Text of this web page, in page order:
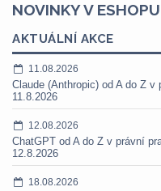
NOVINKY V ESHOPU
AKTUÁLNÍ AKCE
11.08.2026
Claude (Anthropic) od A do Z
11.8.2026
12.08.2026
ChatGPT od A do Z v právní
12.8.2026
18.08.2026